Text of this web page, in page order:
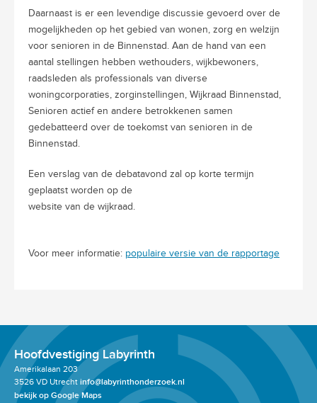
Daarnaast is er een levendige discussie gevoerd over de
mogelijkheden op het gebied van wonen, zorg en welzijn
voor senioren in de Binnenstad. Aan de hand van een
aantal stellingen hebben wethouders, wijkbewoners,
raadsleden als professionals van diverse
woningcorporaties, zorginstellingen, Wijkraad Binnenstad,
Senioren actief en andere betrokkenen samen
gedebatteerd over de toekomst van senioren in de
Binnenstad.
Een verslag van de debatavond zal op korte termijn
geplaatst worden op de
website van de wijkraad.
Voor meer informatie: populaire versie van de rapportage
Hoofdvestiging Labyrinth
Amerikalaan 203
3526 VD Utrecht info@labyrinthonderzoek.nl
bekijk op Google Maps